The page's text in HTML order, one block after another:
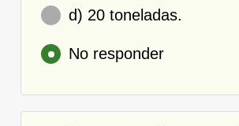
d) 20 toneladas.
No responder